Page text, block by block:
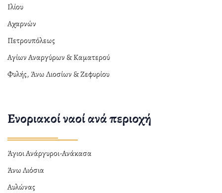
Ιλίου
Αχαρνών
Πετρουπόλεως
Αγίων Αναργύρων & Καματερού
Φυλής, Άνω Λιοσίων & Ζεφυρίου
Ενοριακοί ναοί ανά περιοχή
Άγιοι Ανάργυροι-Ανάκασα
Άνω Λιόσια
Αυλώνας